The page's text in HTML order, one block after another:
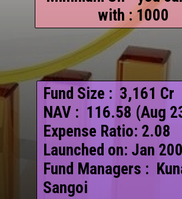
with : 1000
Fund Size : ₹ 3,161 Cr
NAV : ₹ 116.58 (Aug
Expense Ratio: 2.08
Launched on: Jan
Fund Managers :
Sangoi